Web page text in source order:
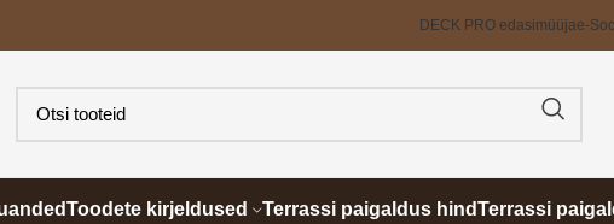
DECK PRO edasimüüjae-
Toodete kirjeldused Terrassi paigaldus hindTerrassi